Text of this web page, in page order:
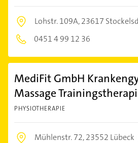
Lohstr. 109A,23617
0451 4 99 12 36
MediFit GmbH
Massage
PHYSIOTHERAPIE
Mühlenstr. 72,23552 Lübeck